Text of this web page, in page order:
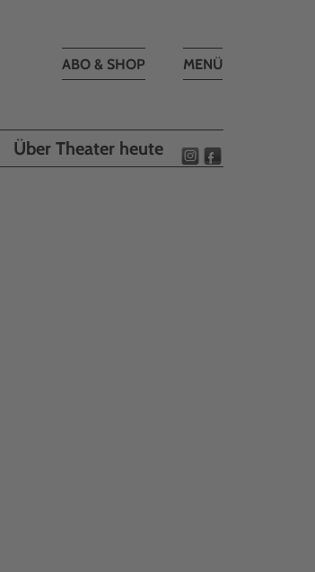
Toggle
MENÜ
ABO & SHOP
Über Theater heute